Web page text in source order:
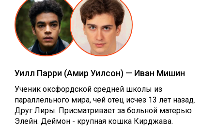
Уилл Парри (Амир Уилсон) — Иван Мишин
Ученик оксфордской средней школы из
параллельного мира, чей отец исчез 13 лет назад.
Друг Лиры. Присматривает за больной матерью
Элейн. Деймон - крупная кошка Кирджава.